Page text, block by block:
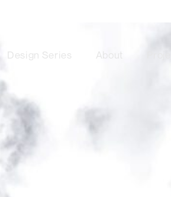
Design Series About